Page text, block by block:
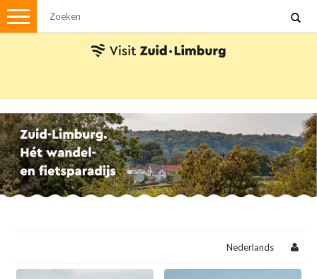
Menu
Met de auto
Visvergunningen
Brochures en kaarten
Streekpakketten
Nederlands